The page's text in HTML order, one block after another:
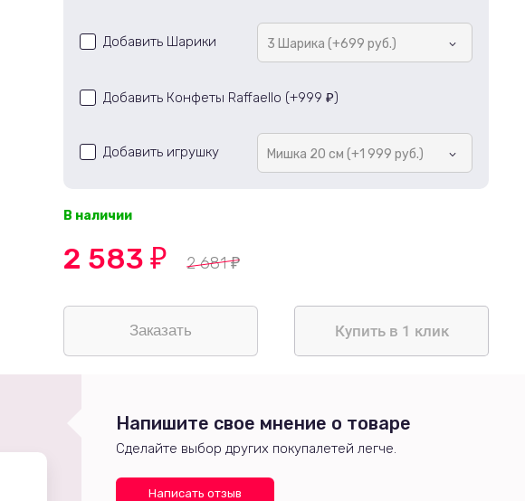
Добавить Шарики 3 Шарика (+699 руб.)
Добавить Конфеты Raffaello (+999 ₽)
Добавить игрушку Мишка 20 см (+1 999 руб.)
В наличии
2 583 ₽ 2 681₽
Купить в 1 клик
Напишите свое мнение о товаре
Сделайте выбор других покупалетей легче.
Написать отзыв